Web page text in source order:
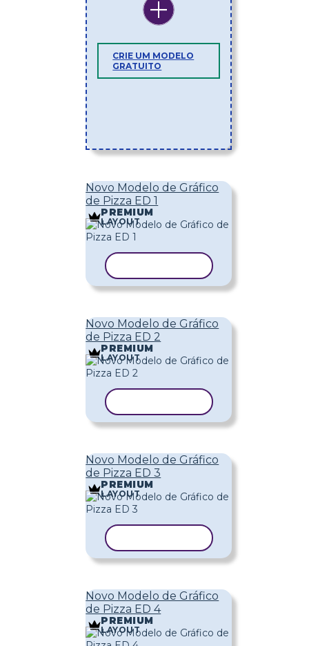
CRIE UM MODELO
GRATUITO
Novo Modelo de Gráfico
de Pizza ED 1
PREMIUM
LAYOUT
Novo Modelo de Gráfico
de Pizza ED 2
PREMIUM
LAYOUT
Novo Modelo de Gráfico
de Pizza ED 3
PREMIUM
LAYOUT
Novo Modelo de Gráfico
de Pizza ED 4
PREMIUM
LAYOUT